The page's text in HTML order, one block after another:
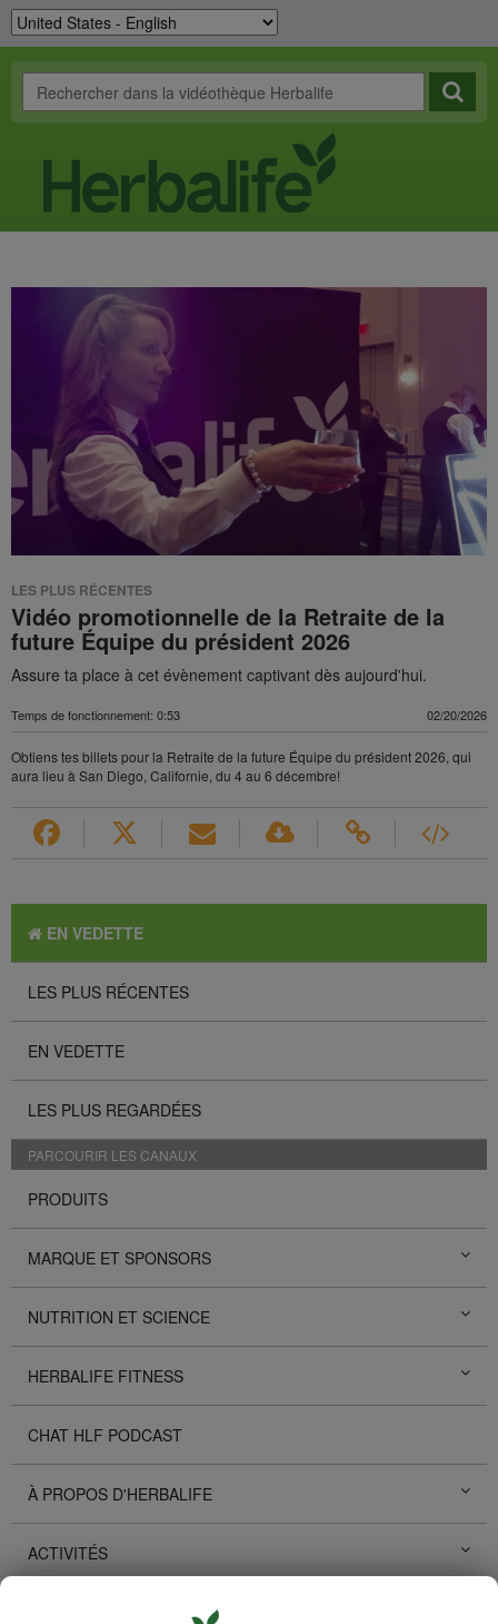
LES PLUS RÉCENTES
Vidéo promotionnelle de la Retraite de la
future Équipe du président 2026
Assure ta place à cet évènement captivant dès aujourd'hui.
Temps de fonctionnement: 0:53 02/20/2026
Obtiens tes billets pour la Retraite de la future Équipe du président 2026, qui
aura lieu à San Diego, Californie, du 4 au 6 décembre!
EN VEDETTE
LES PLUS RÉCENTES
EN VEDETTE
LES PLUS REGARDÉES
PARCOURIR LES CANAUX
PRODUITS
MARQUE ET SPONSORS
NUTRITION ET SCIENCE
HERBALIFE FITNESS
CHAT HLF PODCAST
À PROPOS D'HERBALIFE
ACTIVITÉS
DÉVELOPPEMENT PERSONNEL